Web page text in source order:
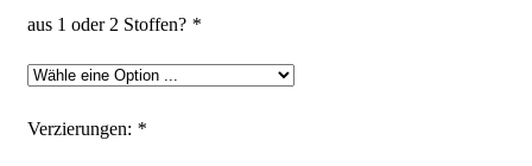
aus 1 oder 2 Stoffen? *
Verzierungen: *